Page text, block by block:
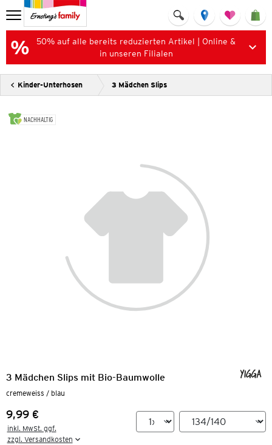
50% auf alle bereits reduzierten Artikel | Online &
in unseren Filialen
Kinder-Unterhosen 3 Mädchen Slips
NACHHALTIG
3 Mädchen Slips mit Bio-Baumwolle
cremeweiss / blau
Preis:
9,99 €
inkl. MwSt. ggf.
zzgl. Versandkosten